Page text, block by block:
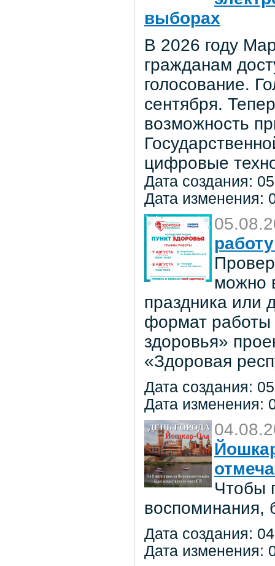
выборах
В 2026 году
гражданам
голосование.
сентября.
возможность
цифровые
Дата создания:
Дата изменения:
можно
праздника или
формат работы
здоровья»
«Здоровая
Дата создания:
Дата изменения:
Чтобы
воспоминания,
Дата создания:
Дата изменения: